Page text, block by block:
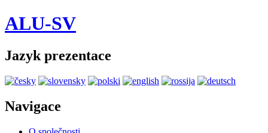
ALU-SV
Jazyk prezentace
Navigace